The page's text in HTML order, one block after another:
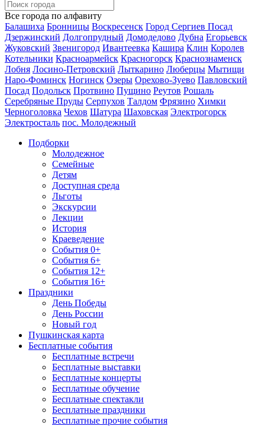
Все города по алфавиту
Балашиха Бронницы Воскресенск Город Сергиев Посад
Дзержинский Долгопрудный Домодедово Дубна Егорьевск
Жуковский Звенигород Ивантеевка Кашира Клин Королев
Котельники Красноармейск Красногорск Краснознаменск
Лобня Лосино-Петровский Лыткарино Люберцы Мытищи
Наро-Фоминск Ногинск Озеры Орехово-Зуево Павловский
Посад Подольск Протвино Пущино Реутов Рошаль
Серебряные Пруды Серпухов Талдом Фрязино Химки
Черноголовка Чехов Шатура Шаховская Электрогорск
Электросталь пос. Молодежный
Подборки
Молодежное
Семейные
Детям
Доступная среда
Льготы
Экскурсии
Лекции
История
Краеведение
События 0+
События 6+
События 12+
События 16+
Праздники
День Победы
День России
Новый год
Пушкинская карта
Бесплатные события
Бесплатные встречи
Бесплатные выставки
Бесплатные концерты
Бесплатные обучение
Бесплатные спектакли
Бесплатные праздники
Бесплатные прочие события